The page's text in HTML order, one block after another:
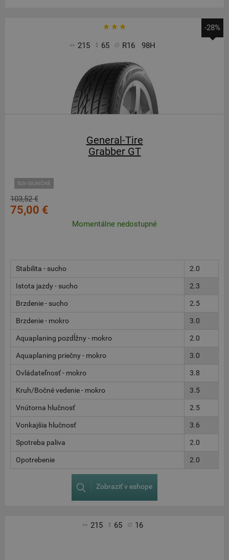
215 65 R16 98H
-28%
General-Tire
Grabber GT
SUV-SILNIČNÉ
103,52 €
75,00 €
Momentálne nedostupné
Stabilita - sucho 2.0
Istota jazdy - sucho 2.3
Brzdenie - sucho 2.5
Brzdenie - mokro 3.0
Aquaplaning pozdĺžny - mokro 2.0
Aquaplaning priečny - mokro 3.0
Ovládateľnosť - mokro 3.8
Kruh/Bočné vedenie - mokro 3.5
Vnútorna hlučnosť 2.5
Vonkajšia hlučnosť 3.6
Spotreba paliva 2.0
Opotrebenie 2.0
Zobraziť v eshope
215 65 16